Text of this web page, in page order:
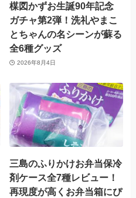
楳図かずお生誕90年記念
ガチャ第2弾！洗礼やまこ
とちゃんの名シーンが蘇る
全6種グッズ
2026年8月4日
三島のふりかけお弁当保冷
剤ケース全7種レビュー！
再現度が高くお弁当箱にぴ